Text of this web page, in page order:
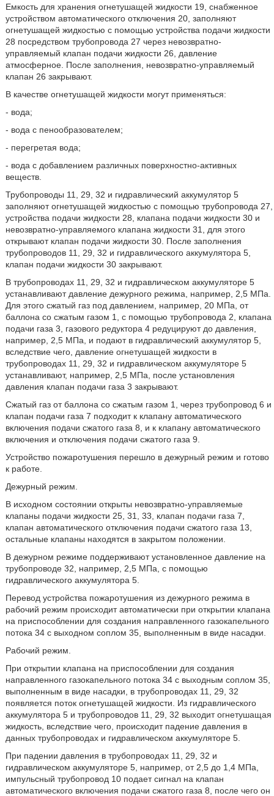
Емкость для хранения огнетушащей жидкости 19, снабженное
устройством автоматического отключения 20, заполняют
огнетушащей жидкостью с помощью устройства подачи жидкости
28 посредством трубопровода 27 через невозвратно-
управляемый клапан подачи жидкости 26, давление
атмосферное. После заполнения, невозвратно-управляемый
клапан 26 закрывают.
В качестве огнетушащей жидкости могут применяться:
- вода;
- вода с пенообразователем;
- перегретая вода;
- вода с добавлением различных поверхностно-активных
веществ.
Трубопроводы 11, 29, 32 и гидравлический аккумулятор 5
заполняют огнетушащей жидкостью с помощью трубопровода 27,
устройства подачи жидкости 28, клапана подачи жидкости 30 и
невозвратно-управляемого клапана жидкости 31, для этого
открывают клапан подачи жидкости 30. После заполнения
трубопроводов 11, 29, 32 и гидравлического аккумулятора 5,
клапан подачи жидкости 30 закрывают.
В трубопроводах 11, 29, 32 и гидравлическом аккумуляторе 5
устанавливают давление дежурного режима, например, 2,5 МПа.
Для этого сжатый газ под давлением, например, 20 МПа, от
баллона со сжатым газом 1, с помощью трубопровода 2, клапана
подачи газа 3, газового редуктора 4 редуцируют до давления,
например, 2,5 МПа, и подают в гидравлический аккумулятор 5,
вследствие чего, давление огнетушащей жидкости в
трубопроводах 11, 29, 32 и гидравлическом аккумуляторе 5
устанавливают, например, 2,5 МПа, после установления
давления клапан подачи газа 3 закрывают.
Сжатый газ от баллона со сжатым газом 1, через трубопровод 6 и
клапан подачи газа 7 подходит к клапану автоматического
включения подачи сжатого газа 8, и к клапану автоматического
включения и отключения подачи сжатого газа 9.
Устройство пожаротушения перешло в дежурный режим и готово
к работе.
Дежурный режим.
В исходном состоянии открыты невозвратно-управляемые
клапаны подачи жидкости 25, 31, 33, клапан подачи газа 7,
клапан автоматического отключения подачи сжатого газа 13,
остальные клапаны находятся в закрытом положении.
В дежурном режиме поддерживают установленное давление на
трубопроводе 32, например, 2,5 МПа, с помощью
гидравлического аккумулятора 5.
Перевод устройства пожаротушения из дежурного режима в
рабочий режим происходит автоматически при открытии клапана
на приспособлении для создания направленного газокапельного
потока 34 с выходном соплом 35, выполненным в виде насадки.
Рабочий режим.
При открытии клапана на приспособлении для создания
направленного газокапельного потока 34 с выходным соплом 35,
выполненным в виде насадки, в трубопроводах 11, 29, 32
появляется поток огнетушащей жидкости. Из гидравлического
аккумулятора 5 и трубопроводов 11, 29, 32 выходит огнетушащая
жидкость, вследствие чего, происходит падение давления в
данных трубопроводах и гидравлическом аккумуляторе 5.
При падении давления в трубопроводах 11, 29, 32 и
гидравлическом аккумуляторе 5, например, от 2,5 до 1,4 МПа,
импульсный трубопровод 10 подает сигнал на клапан
автоматического включения подачи сжатого газа 8, после чего он